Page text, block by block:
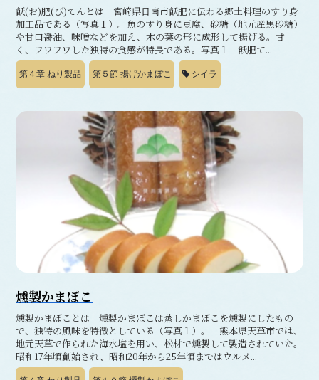
飫(お)肥(び)てんとは 宮崎県日南市飫肥に伝わる郷土料理のすり身
加工品である（写真１）。魚のすり身に豆腐、砂糖（地元産黒砂糖）
や甘口醤油、味噌などを加え、木の葉の形に成形して揚げる。甘
く、フワフワした独特の食感が特長である。写真１ 飫肥て...
第４章 ねり製品 第５節揚げかまぼこ シイラ
燻製かまぼこ
燻製かまぼことは 燻製かまぼこは蒸しかまぼこを燻製にしたもの
で、独特の風味を特徴としている（写真１）。 熊本県天草市では、
地元天草で作られた海水塩を用い、松材で燻製して製造されていた。
昭和17年頃創始され、昭和20年から25年頃まではウルメ...